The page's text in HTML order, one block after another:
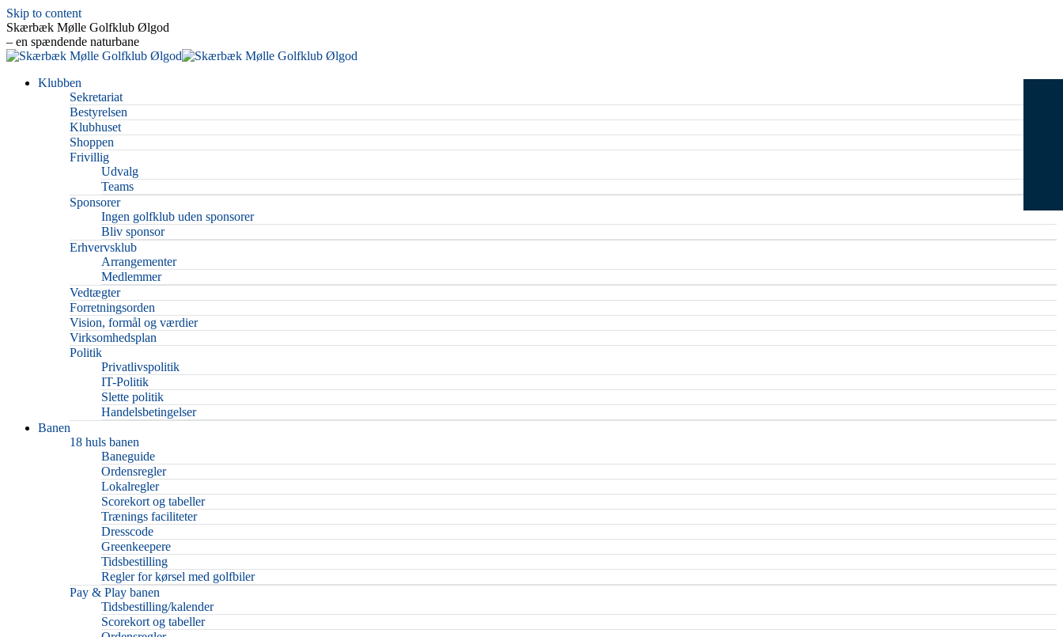
Skip to content
Skærbæk Mølle Golfklub Ølgod
– en spændende naturbane
Klubben
Sekretariat
Bestyrelsen
Klubhuset
Shoppen
Frivillig
Udvalg
Teams
Sponsorer
Ingen golfklub uden sponsorer
Bliv sponsor
Erhvervsklub
Arrangementer
Medlemmer
Vedtægter
Forretningsorden
Vision, formål og værdier
Virksomhedsplan
Politik
Privatlivspolitik
IT-Politik
Slette politik
Handelsbetingelser
Banen
18 huls banen
Baneguide
Ordensregler
Lokalregler
Scorekort og tabeller
Trænings faciliteter
Dresscode
Greenkeepere
Tidsbestilling
Regler for kørsel med golfbiler
Pay & Play banen
Tidsbestilling/kalender
Scorekort og tabeller